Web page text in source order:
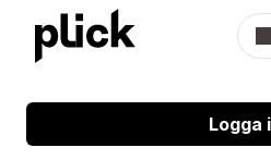
Logga